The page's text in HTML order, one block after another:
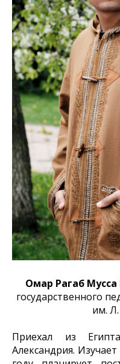
Омар Рагаб Мусса
государственного
им.
Приехал из
Александрия.